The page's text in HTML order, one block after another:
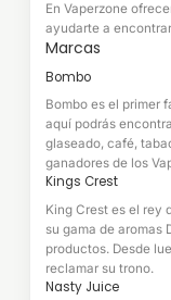
En Vaperzone
ayudarte a
Marcas
Bombo
Bombo es el primer
aquí podrás
glaseado, café,
ganadores de los
Kings Crest
King Crest es el rey
su gama de aromas
productos. Desde
reclamar su trono.
Nasty Juice